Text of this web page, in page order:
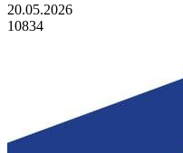
20.05.2026
10834